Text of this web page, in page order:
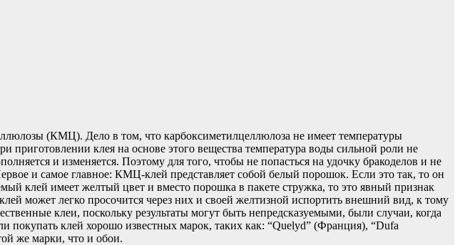
(КМЦ). Дело в том, что карбоксиметилцеллюлоза не имеет температуры
приготовлении клея на основе этого вещества температура воды сильной роли не
и изменяется. Поэтому для того, чтобы не попасться на удочку бракоделов и не
и самое главное: КМЦ-клей представляет собой белый порошок. Если это так, то он
клей имеет желтый цвет и вместо порошка в пакете стружка, то это явный признак
может легко просочится через них и своей желтизной испортить внешний вид, к тому
клеи, поскольку результаты могут быть непредсказуемыми, были случаи, когда
клей хорошо известных марок, таких как: “Quelyd” (Франция), “Dufa
же марки, что и обои.